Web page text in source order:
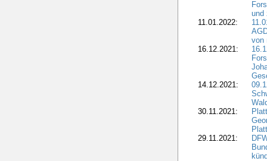
und
11.01.2022:
von
16.12.2021:
14.12.2021:
30.11.2021:
29.11.2021: